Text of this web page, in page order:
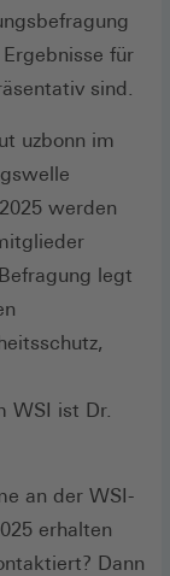
für
sind.
uzbonn im
werden
legt
WSI ist Dr.
an der WSI-
erhalten
Dann